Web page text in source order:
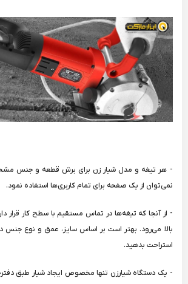
- هر تیغه و مدل شیار زن برای برش قطعه و جنس
نمی‌توان از یک صفحه برای تمام کاربری‌ها استفاده نمود.
- از آنجا که تیغه‌ها در تماس مستقیم با سطح کار قرار
بالا می‌رود. بهتر است بر اساس سایز، عمق و نوع جنس
استراحت بدهید.
- یک دستگاه شیارزن تنها مخصوص ایجاد شیار طبق